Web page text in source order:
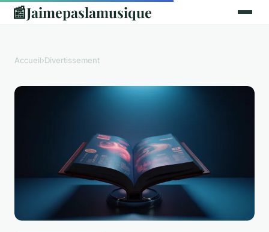
📰Jaimepaslamusique
Accueil›Divertissement